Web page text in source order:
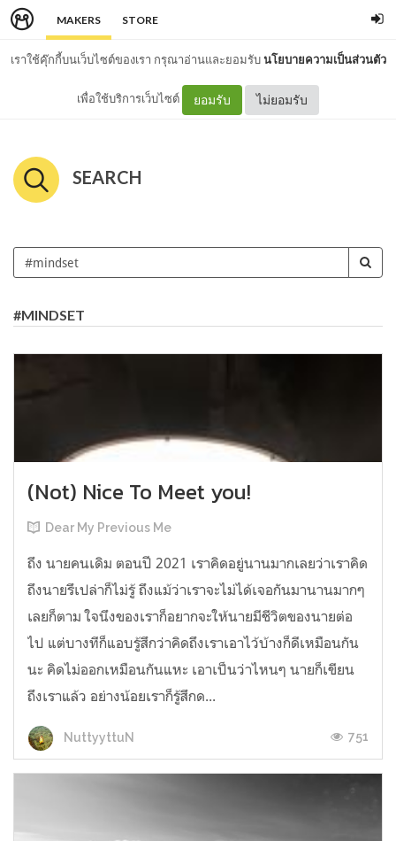
MAKERS STORE
เราใช้คุ๊กกี้บนเว็บไซต์ของเรา กรุณาอ่านและยอมรับนโยบายความเป็นส่วนตัว
เพื่อใช้บริการเว็บไซต์ ยอมรับ ไม่ยอมรับ
SEARCH
#MINDSET
(Not) Nice To Meet you!
Dear My Previous Me
ถึง นายคนเดิม ตอนปี 2021 เราคิดอยู่นานมากเลยว่าเราคิด
ถึงนายรึเปล่าก็ไม่รู้ ถึงแม้ว่าเราจะไม่ได้เจอกันมานานมากๆ
เลยก็ตาม ใจนึงของเราก็อยากจะให้นายมีชีวิตของนายต่อ
ไป แต่บางทีก็แอบรู้สึกว่าคิดถึงเราเอาไว้บ้างก็ดีเหมือนกัน
นะ คิดไม่ออกเหมือนกันแหะ เอาเป็นว่าไหนๆ นายก็เขียน
ถึงเราแล้ว อย่างน้อยเราก็รู้สึกด...
NuttyyttuN 751